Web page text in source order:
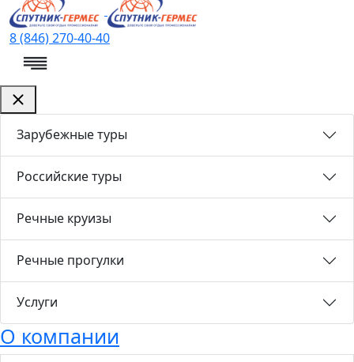
8 (846) 270-40-40
Зарубежные туры
Российские туры
Речные круизы
Речные прогулки
Услуги
О компании